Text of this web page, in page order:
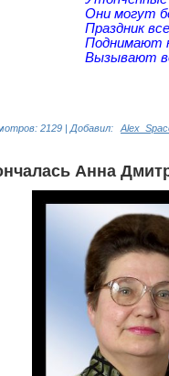
Они могут
Праздник
Поднимают
Вызывают
2129 | Добавил:
Анна